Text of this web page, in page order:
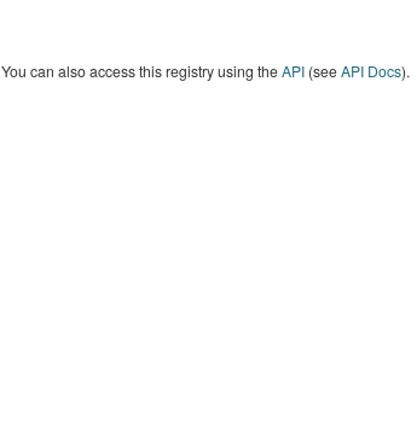
You can also access this registry using theAPI(seeAPI Docs).